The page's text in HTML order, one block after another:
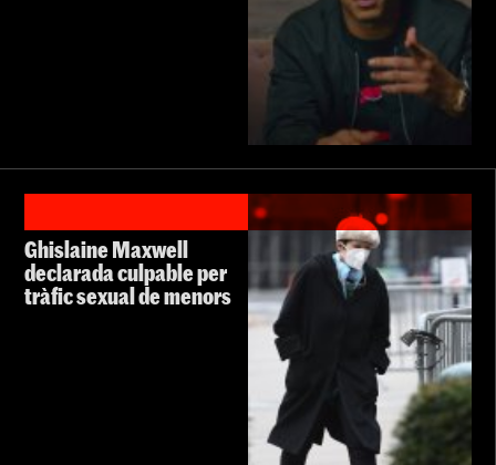
Ghislaine Maxwell
declarada culpable per
tràfic sexual de menors